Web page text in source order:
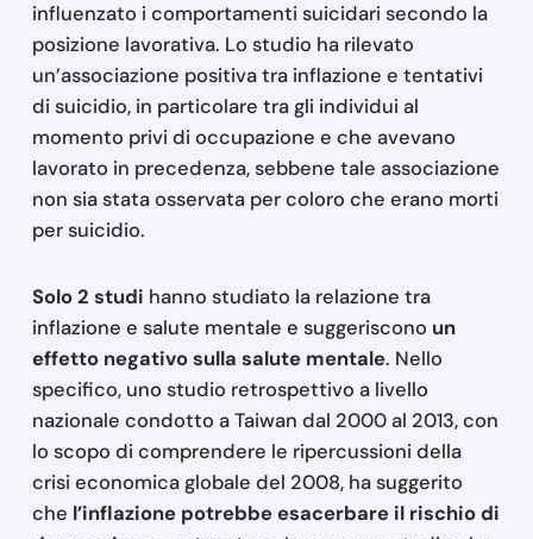
influenzato i comportamenti suicidari secondo la
posizione lavorativa. Lo studio ha rilevato
un’associazione positiva tra inflazione e tentativi
di suicidio, in particolare tra gli individui al
momento privi di occupazione e che avevano
lavorato in precedenza, sebbene tale associazione
non sia stata osservata per coloro che erano morti
per suicidio.
Solo 2 studi hanno studiato la relazione tra
inflazione e salute mentale e suggeriscono un
effetto negativo sulla salute mentale. Nello
specifico, uno studio retrospettivo a livello
nazionale condotto a Taiwan dal 2000 al 2013, con
lo scopo di comprendere le ripercussioni della
crisi economica globale del 2008, ha suggerito
che l’inflazione potrebbe esacerbare il rischio di